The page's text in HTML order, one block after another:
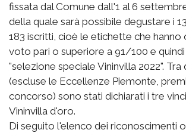
fissata dal Comune dall'1 al 6
della quale sarà possibile degustare i
183 iscritti, cioè le etichette che hanno
voto pari o superiore a 91/100 e
"selezione speciale Vininvilla 2022". Tra
(escluse le Eccellenze Piemonte,
concorso) sono stati dichiarati i tre
Vininvilla d'oro.
Di seguito l'elenco dei riconoscimenti